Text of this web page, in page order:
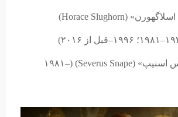
«هوراس اسلاگهورن» (Horace Slughorn)
«سیوروس اسنیپ» (Severus Snape) (۱۹۸۱–